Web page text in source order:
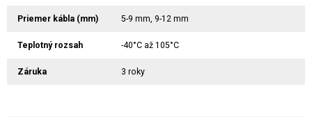
Priemer kábla (mm) 5-9 mm, 9-12 mm
Teplotný rozsah -40°C až 105°C
Záruka 3 roky